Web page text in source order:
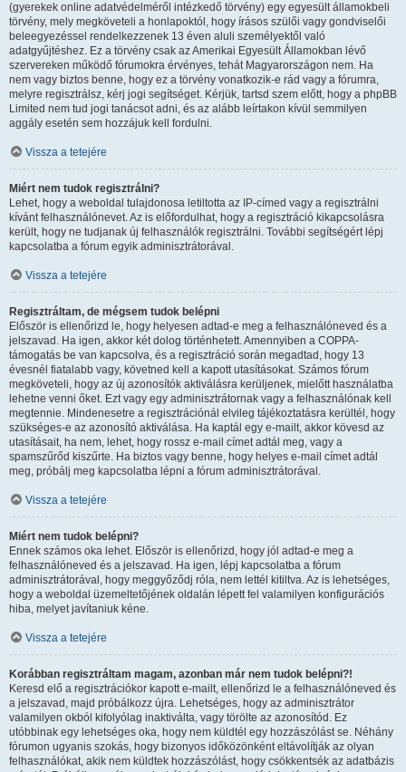
(gyerekek online adatvédelméről intézkedő törvény) egy egyesült államokbeli
törvény, mely megköveteli a honlapoktól, hogy írásos szülői vagy gondviselői
beleegyezéssel rendelkezzenek 13 éven aluli személyektől való
adatgyűjtéshez. Ez a törvény csak az Amerikai Egyesült Államokban lévő
szervereken működő fórumokra érvényes, tehát Magyarországon nem. Ha
nem vagy biztos benne, hogy ez a törvény vonatkozik-e rád vagy a fórumra,
melyre regisztrálsz, kérj jogi segítséget. Kérjük, tartsd szem előtt, hogy a phpBB
Limited nem tud jogi tanácsot adni, és az alább leírtakon kívül semmilyen
aggály esetén sem hozzájuk kell fordulni.
Vissza a tetejére
Miért nem tudok regisztrálni?
Lehet, hogy a weboldal tulajdonosa letiltotta az IP-címed vagy a regisztrálni
kívánt felhasználónevet. Az is előfordulhat, hogy a regisztráció kikapcsolásra
került, hogy ne tudjanak új felhasználók regisztrálni. További segítségért lépj
kapcsolatba a fórum egyik adminisztrátorával.
Vissza a tetejére
Regisztráltam, de mégsem tudok belépni
Először is ellenőrizd le, hogy helyesen adtad-e meg a felhasználóneved és a
jelszavad. Ha igen, akkor két dolog történhetett. Amennyiben a COPPA-
támogatás be van kapcsolva, és a regisztráció során megadtad, hogy 13
évesnél fiatalabb vagy, követned kell a kapott utasításokat. Számos fórum
megköveteli, hogy az új azonosítók aktiválásra kerüljenek, mielőtt használatba
lehetne venni őket. Ezt vagy egy adminisztrátornak vagy a felhasználónak kell
megtennie. Mindenesetre a regisztrációnál elvileg tájékoztatásra kerültél, hogy
szükséges-e az azonosító aktiválása. Ha kaptál egy e-mailt, akkor kövesd az
utasításait, ha nem, lehet, hogy rossz e-mail címet adtál meg, vagy a
spamszűrőd kiszűrte. Ha biztos vagy benne, hogy helyes e-mail címet adtál
meg, próbálj meg kapcsolatba lépni a fórum adminisztrátorával.
Vissza a tetejére
Miért nem tudok belépni?
Ennek számos oka lehet. Először is ellenőrizd, hogy jól adtad-e meg a
felhasználóneved és a jelszavad. Ha igen, lépj kapcsolatba a fórum
adminisztrátorával, hogy meggyőződj róla, nem lettél kitiltva. Az is lehetséges,
hogy a weboldal üzemeltetőjének oldalán lépett fel valamilyen konfigurációs
hiba, melyet javítaniuk kéne.
Vissza a tetejére
Korábban regisztráltam magam, azonban már nem tudok belépni?!
Keresd elő a regisztrációkor kapott e-mailt, ellenőrizd le a felhasználóneved és
a jelszavad, majd próbálkozz újra. Lehetséges, hogy az adminisztrátor
valamilyen okból kifolyólag inaktiválta, vagy törölte az azonosítód. Ez
utóbbinak egy lehetséges oka, hogy nem küldtél egy hozzászólást se. Néhány
fórumon ugyanis szokás, hogy bizonyos időközönként eltávolítják az olyan
felhasználókat, akik nem küldtek hozzászólást, hogy csökkentsék az adatbázis